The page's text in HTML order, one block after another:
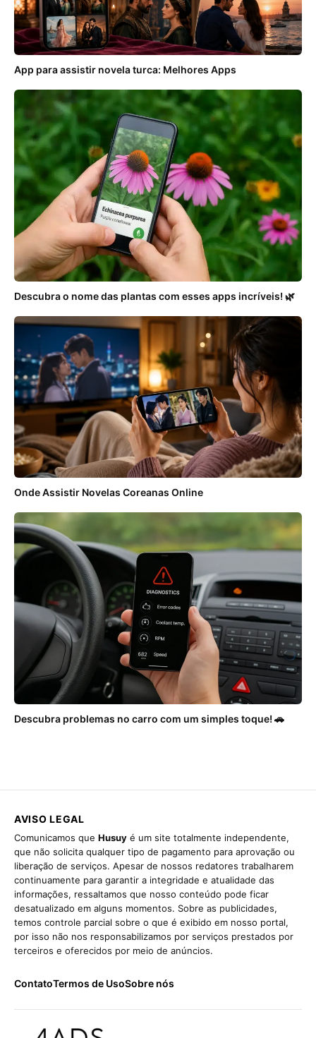
App para assistir novela turca: Melhores Apps
Descubra o nome das plantas com esses apps incríveis! 🌿
Onde Assistir Novelas Coreanas Online
Descubra problemas no carro com um simples toque! 🚗
AVISO LEGAL
Comunicamos que Husuy é um site totalmente independente,
que não solicita qualquer tipo de pagamento para aprovação ou
liberação de serviços. Apesar de nossos redatores trabalharem
continuamente para garantir a integridade e atualidade das
informações, ressaltamos que nosso conteúdo pode ficar
desatualizado em alguns momentos. Sobre as publicidades,
temos controle parcial sobre o que é exibido em nosso portal,
por isso não nos responsabilizamos por serviços prestados por
terceiros e oferecidos por meio de anúncios.
ContatoTermos de UsoSobre nós